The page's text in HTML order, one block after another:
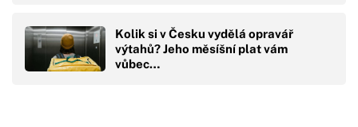
Kolik si v Česku vydělá opravář
výtahů? Jeho měsíšní plat vám
vůbec…